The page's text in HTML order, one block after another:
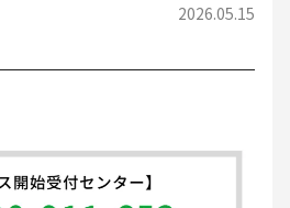
2026.05.15